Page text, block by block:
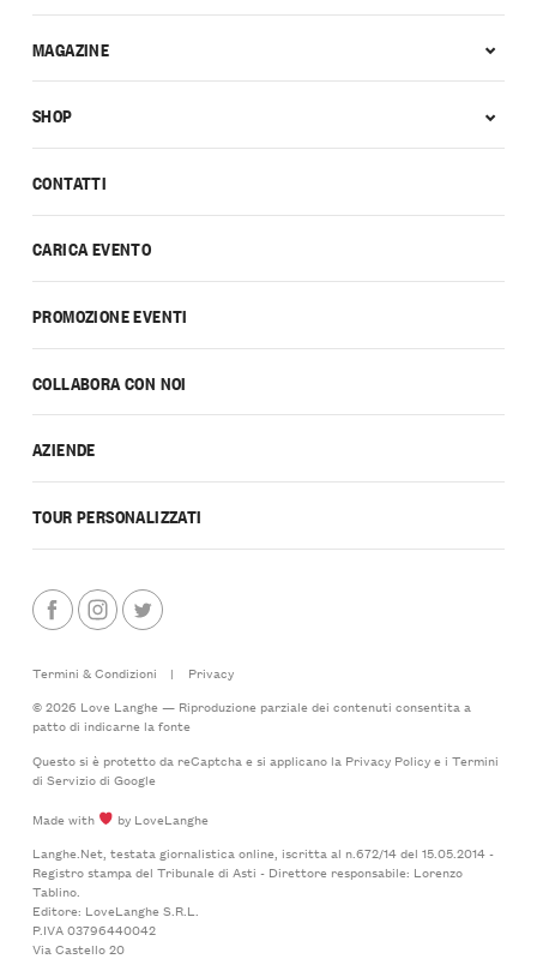
CONTATTI
CARICA EVENTO
PROMOZIONE EVENTI
COLLABORA CON NOI
AZIENDE
TOUR PERSONALIZZATI
MAGAZINE
SHOP
Termini & Condizioni |
Privacy
© 2026 Love Langhe — Riproduzione parziale dei contenuti consentita a
patto di indicarne la fonte
Questo si è protetto da reCaptcha e si applicano la Privacy Policye i Termini
di Serviziodi Google
Made with
by LoveLanghe
Langhe.Net, testata giornalistica online, iscritta al n.672/14 del 15.05.2014 -
Registro stampa del Tribunale di Asti - Direttore responsabile: Lorenzo
Tablino.
Editore: LoveLanghe S.R.L.
P.IVA 03796440042
Via Castello 20